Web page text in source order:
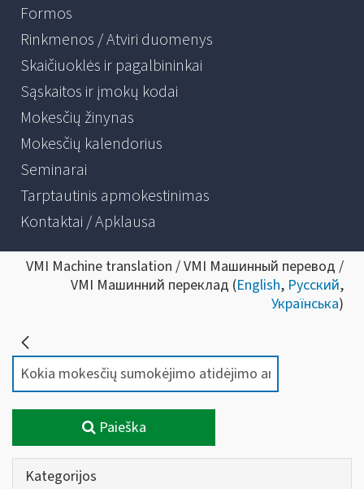
Formos
Rinkmenos / Atviri duomenys
Skaičiuoklės ir pagalbininkai
Sąskaitos ir įmokų kodai
Mokesčių žinynas
Mokesčių kalendorius
Seminarai
Tarptautinis apmokestinimas
Kontaktai / Apklausa
VMI Machine translation / VMI Машинный перевод /
VMI Машинний переклад (English, Русский,
Українська)
Paieška
Kategorijos